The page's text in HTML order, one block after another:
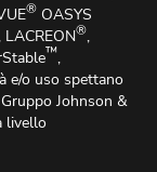
® OASYS
LACREON®,
™,
e/o uso spettano
Johnson &
livello